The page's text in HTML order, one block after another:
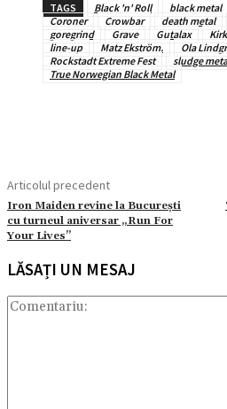
TAGS Black 'n' Roll black metal
Coroner
Crowbar death metal
goregrind
Grave Gutalax
line-up
Matz Ekström. Ola
Rockstadt Extreme Fest
sludge
True Norwegian Black Metal
Articolul precedent
Iron Maiden revine la București
cu turneul aniversar „Run For
Your Lives”
LĂSAȚI UN MESAJ